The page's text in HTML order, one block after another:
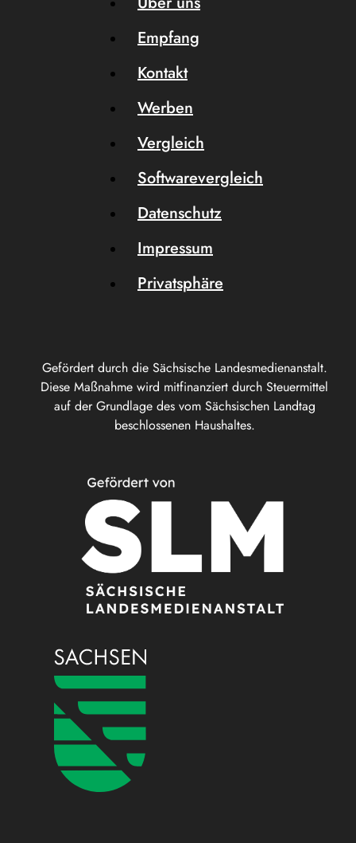
Gefördert durch die Sächsische Landesmedienanstalt.
Diese Maßnahme wird mitfinanziert durch Steuermittel
auf der Grundlage des vom Sächsischen Landtag
beschlossenen Haushaltes.
Empfang
Kontakt
Werben
Vergleich
Softwarevergleich
Datenschutz
Impressum
Privatsphäre